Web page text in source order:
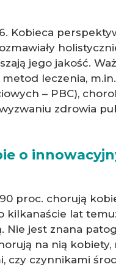
Kobieca
jego jakość.
leczenia,
– PBC),
zdrowia
o
proc. chorują
kilkanaście lat
Nie jest znana
na nią kobiety,
czy czynnikami